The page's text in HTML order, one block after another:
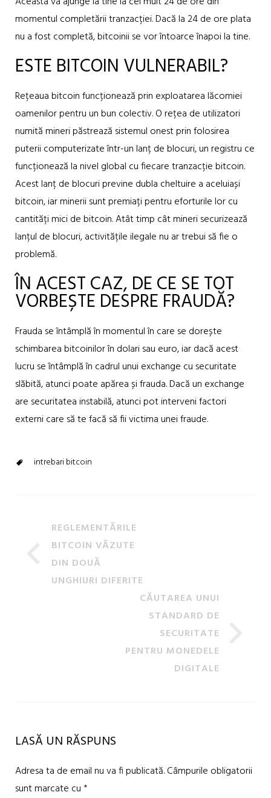
momentul completării tranzacției. Dacă la 24 de ore plata
nu a fost completă, bitcoinii se vor întoarce înapoi la tine.
ESTE BITCOIN VULNERABIL?
Rețeaua bitcoin funcționează prin exploatarea lăcomiei
oamenilor pentru un bun colectiv. O rețea de utilizatori
numită mineri păstrează sistemul onest prin folosirea
puterii computerizate într-un lanț de blocuri, un registru ce
funcționează la nivel global cu fiecare tranzacție bitcoin.
Acest lanț de blocuri previne dubla cheltuire a aceluiași
bitcoin, iar minerii sunt premiați pentru eforturile lor cu
cantități mici de bitcoin. Atât timp cât mineri securizează
lanțul de blocuri, activitățile ilegale nu ar trebui să fie o
problemă.
ÎN ACEST CAZ, DE CE SE TOT
VORBEȘTE DESPRE FRAUDĂ?
Frauda se întâmplă în momentul în care se dorește
schimbarea bitcoinilor în dolari sau euro, iar dacă acest
lucru se întâmplă în cadrul unui exchange cu securitate
slăbită, atunci poate apărea și frauda. Dacă un exchange
are securitatea instabilă, atunci pot interveni factori
externi care să te facă să fii victima unei fraude.
intrebari bitcoin
REGLEMENTĂRILE
BITCOIN VĂZUTE
DIN DOUĂ
UNGHIURI DIFERITE
CĂUTAREA UNUI
STANDARD DE
SECURITATE
PENTRU MONEDELE
DIGITALE
LASĂ UN RĂSPUNS
Adresa ta de email nu va fi publicată.Câmpurile obligatorii
sunt marcate cu*